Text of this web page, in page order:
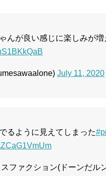
んが良い感じに楽しみが
July 11, 2020
るように見えてしまった
ファクション(ドーンだル